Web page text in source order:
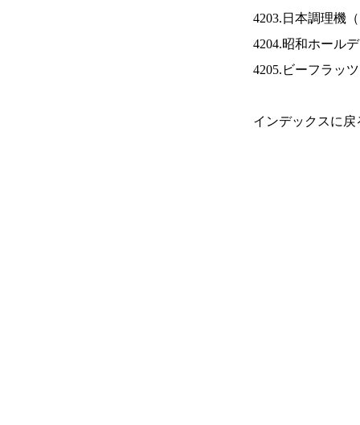
4203.日本調理機（
4204.昭和ホール
4205.ビーフラッ
インデックスに戻